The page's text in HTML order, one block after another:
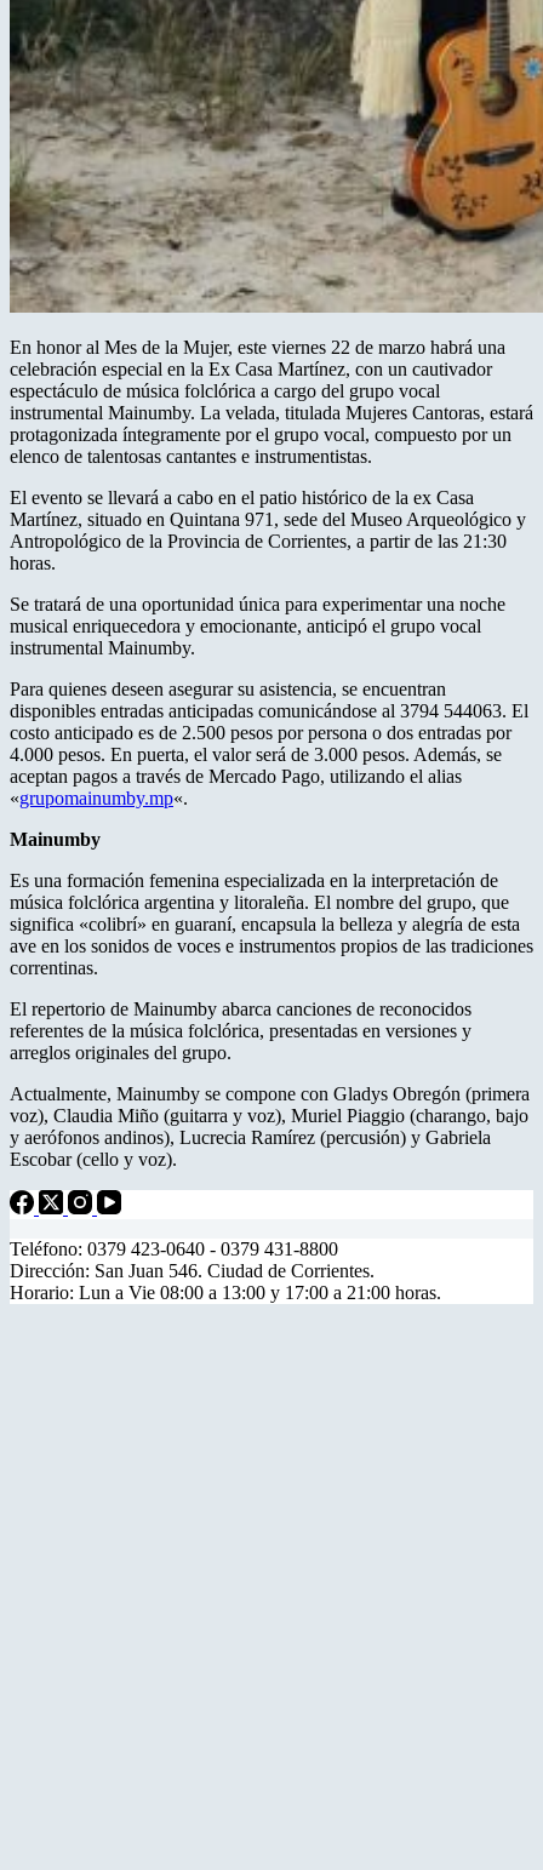
En honor al Mes de la Mujer, este viernes 22 de marzo habrá una
celebración especial en la Ex Casa Martínez, con un cautivador
espectáculo de música folclórica a cargo del grupo vocal
instrumental Mainumby. La velada, titulada Mujeres Cantoras, estará
protagonizada íntegramente por el grupo vocal, compuesto por un
elenco de talentosas cantantes e instrumentistas.
El evento se llevará a cabo en el patio histórico de la ex Casa
Martínez, situado en Quintana 971, sede del Museo Arqueológico y
Antropológico de la Provincia de Corrientes, a partir de las 21:30
horas.
Se tratará de una oportunidad única para experimentar una noche
musical enriquecedora y emocionante, anticipó el grupo vocal
instrumental Mainumby.
Para quienes deseen asegurar su asistencia, se encuentran
disponibles entradas anticipadas comunicándose al 3794 544063. El
costo anticipado es de 2.500 pesos por persona o dos entradas por
4.000 pesos. En puerta, el valor será de 3.000 pesos. Además, se
aceptan pagos a través de Mercado Pago, utilizando el alias
«grupomainumby.mp«.
Mainumby
Es una formación femenina especializada en la interpretación de
música folclórica argentina y litoraleña. El nombre del grupo, que
significa «colibrí» en guaraní, encapsula la belleza y alegría de esta
ave en los sonidos de voces e instrumentos propios de las tradiciones
correntinas.
El repertorio de Mainumby abarca canciones de reconocidos
referentes de la música folclórica, presentadas en versiones y
arreglos originales del grupo.
Actualmente, Mainumby se compone con Gladys Obregón (primera
voz), Claudia Miño (guitarra y voz), Muriel Piaggio (charango, bajo
y aerófonos andinos), Lucrecia Ramírez (percusión) y Gabriela
Escobar (cello y voz).
Teléfono: 0379 423-0640 - 0379 431-8800
Dirección: San Juan 546. Ciudad de Corrientes.
Horario: Lun a Vie 08:00 a 13:00 y 17:00 a 21:00 horas.